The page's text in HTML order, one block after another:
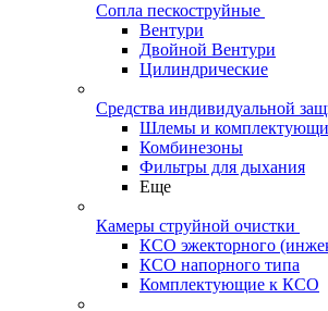
Сопла пескоструйные
Вентури
Двойной Вентури
Цилиндрические
Средства индивидуальной
Шлемы и
Комбинезоны
Фильтры для дыхания
Еще
Камеры струйной очистки
КСО эжекторного
КСО напорного типа
Комплектующие к КСО